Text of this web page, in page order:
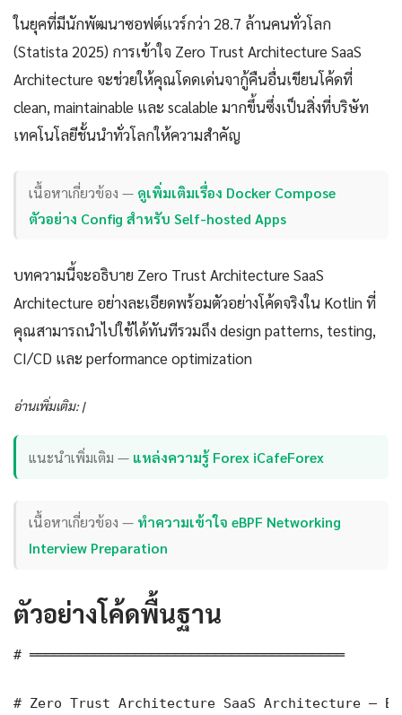
ในยุคที่มีนักพัฒนาซอฟต์แวร์กว่า 28.7 ล้านคนทั่วโลก
(Statista 2025) การเข้าใจ Zero Trust Architecture SaaS
Architecture จะช่วยให้คุณโดดเด่นจากู้คืนอื่นเขียนโค้ดที่
clean, maintainable และ scalable มากขึ้นซึ่งเป็นสิ่งที่บริษัท
เทคโนโลยีชั้นนำทั่วโลกให้ความสำคัญ
เนื้อหาเกี่ยวข้อง — ดูเพิ่มเติมเรื่อง Docker Compose
ตัวอย่าง Config สำหรับ Self-hosted Apps
บทความนี้จะอธิบาย Zero Trust Architecture SaaS
Architecture อย่างละเอียดพร้อมตัวอย่างโค้ดจริงใน Kotlin ที่
คุณสามารถนำไปใช้ได้ทันทีรวมถึง design patterns, testing,
CI/CD และ performance optimization
อ่านเพิ่มเติม: |
แนะนำเพิ่มเติม — แหล่งความรู้ Forex iCafeForex
เนื้อหาเกี่ยวข้อง — ทำความเข้าใจ eBPF Networking
Interview Preparation
ตัวอย่างโค้ดพื้นฐาน
# ═══════════════════════════════════════
# Zero Trust Architecture SaaS Architecture —